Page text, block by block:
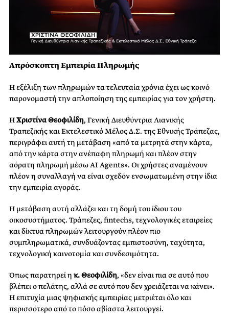
Απρόσκοπτη Εμπειρία Πληρωμής
Η εξέλιξη των πληρωμών τα τελευταία χρόνια έχει ως κοινό
παρονομαστή την απλοποίηση της εμπειρίας για τον χρήστη.
ΗΧριστίνα Θεοφιλίδη, Γενική Διευθύντρια Λιανικής
Τραπεζικής και Εκτελεστικό Μέλος Δ.Σ. της Εθνικής Τράπεζας,
περιγράφει αυτή τη μετάβαση «από τα μετρητά στην κάρτα,
από την κάρτα στην ανέπαφη πληρωμή και πλέον στην
αόρατη πληρωμή μέσω AI Agents». Οι χρήστες αναμένουν
πλέον η συναλλαγή να είναι σχεδόν ενσωματωμένη στην ίδια
την εμπειρία αγοράς.
Η μετάβαση αυτή αλλάζει και τη δομή του ίδιου του
οικοσυστήματος. Τράπεζες, fintechs, τεχνολογικές εταιρείες
και δίκτυα πληρωμών λειτουργούν πλέον πιο
συμπληρωματικά, συνδυάζοντας εμπιστοσύνη, ταχύτητα,
τεχνολογική καινοτομία και συνδεσιμότητα.
Όπως παρατηρεί η κ. Θεοφιλίδη, «δεν είναι πια σε αυτό που
βλέπει ο πελάτης, αλλά σε αυτό που δεν χρειάζεται να κάνει».
Η επιτυχία μιας ψηφιακής εμπειρίας μετριέται όλο και
περισσότερο από το πόσο αβίαστα λειτουργεί.